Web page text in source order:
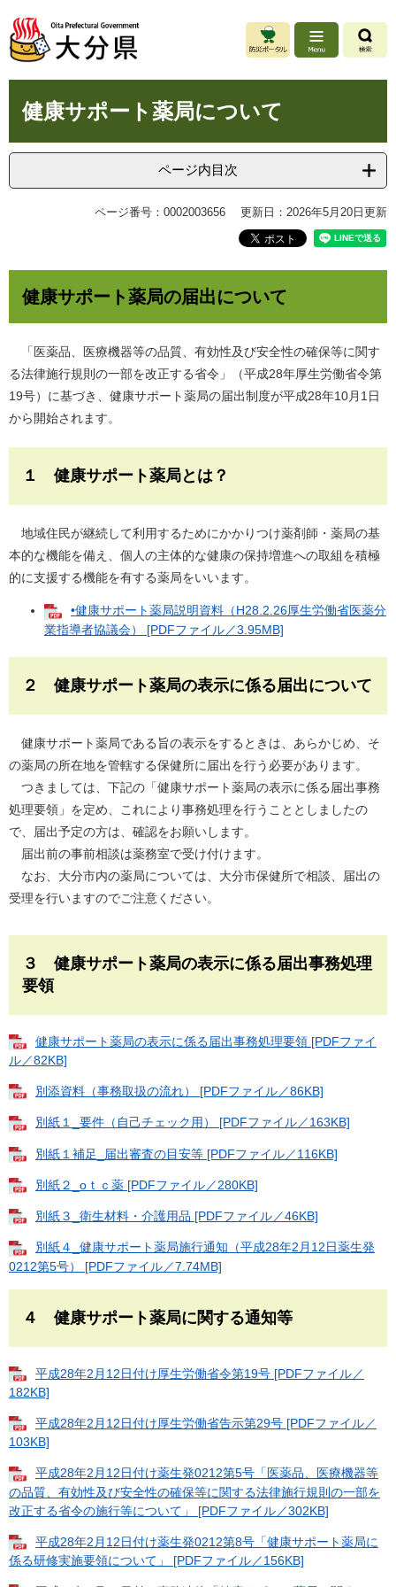
ジ
先
。
ュ
を
て
健康サポート薬局について
ページ内目次
ページ番号：0002003656 更新日：2026年5月20日更新
健康サポート薬局の届出について
「医薬品、医療機器等の品質、有効性及び安全性の確保等に関す
る法律施行規則の一部を改正する省令」（平成28年厚生労働省令第
19号）に基づき、健康サポート薬局の届出制度が平成28年10月1日
から開始されます。
１ 健康サポート薬局とは？
地域住民が継続して利用するためにかかりつけ薬剤師・薬局の基
本的な機能を備え、個人の主体的な健康の保持増進への取組を積極
的に支援する機能を有する薬局をいいます。
•健康サポート薬局説明資料（H28.2.26厚生労働省医薬分
業指導者協議会） [PDFファイル／3.95MB]
２ 健康サポート薬局の表示に係る届出について
健康サポート薬局である旨の表示をするときは、あらかじめ、そ
の薬局の所在地を管轄する保健所に届出を行う必要があります。
つきましては、下記の「健康サポート薬局の表示に係る届出事務
処理要領」を定め、これにより事務処理を行うこととしましたの
で、届出予定の方は、確認をお願いします。
届出前の事前相談は薬務室で受け付けます。
なお、大分市内の薬局については、大分市保健所で相談、届出の
受理を行いますのでご注意ください。
３ 健康サポート薬局の表示に係る届出事務処理
要領
健康サポート薬局の表示に係る届出事務処理要領 [PDFファイ
ル／82KB]
別添資料（事務取扱の流れ） [PDFファイル／86KB]
別紙１_要件（自己チェック用） [PDFファイル／163KB]
別紙１補足_届出審査の目安等 [PDFファイル／116KB]
別紙２_oｔｃ薬 [PDFファイル／280KB]
別紙３_衛生材料・介護用品 [PDFファイル／46KB]
別紙４_健康サポート薬局施行通知（平成28年2月12日薬生発
0212第5号） [PDFファイル／7.74MB]
４ 健康サポート薬局に関する通知等
平成28年2月12日付け厚生労働省令第19号 [PDFファイル／
182KB]
平成28年2月12日付け厚生労働省告示第29号 [PDFファイル／
103KB]
平成28年2月12日付け薬生発0212第5号「医薬品、医療機器等
の品質、有効性及び安全性の確保等に関する法律施行規則の一部を
改正する省令の施行等について」 [PDFファイル／302KB]
平成28年2月12日付け薬生発0212第8号「健康サポート薬局に
係る研修実施要領について」 [PDFファイル／156KB]